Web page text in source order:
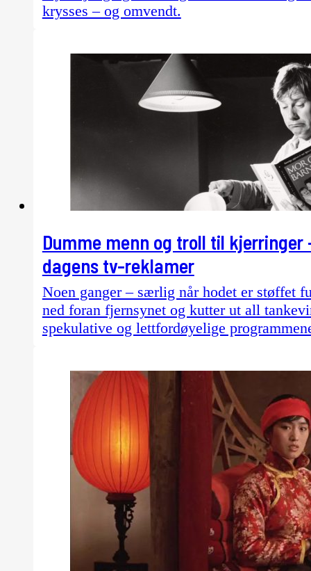
krysses – og omvendt.
Dumme menn og troll til
dagens tv-reklamer
Noen ganger – særlig når hodet er støffet
ned foran fjernsynet og kutter ut all
spekulative og lettfordøyelige